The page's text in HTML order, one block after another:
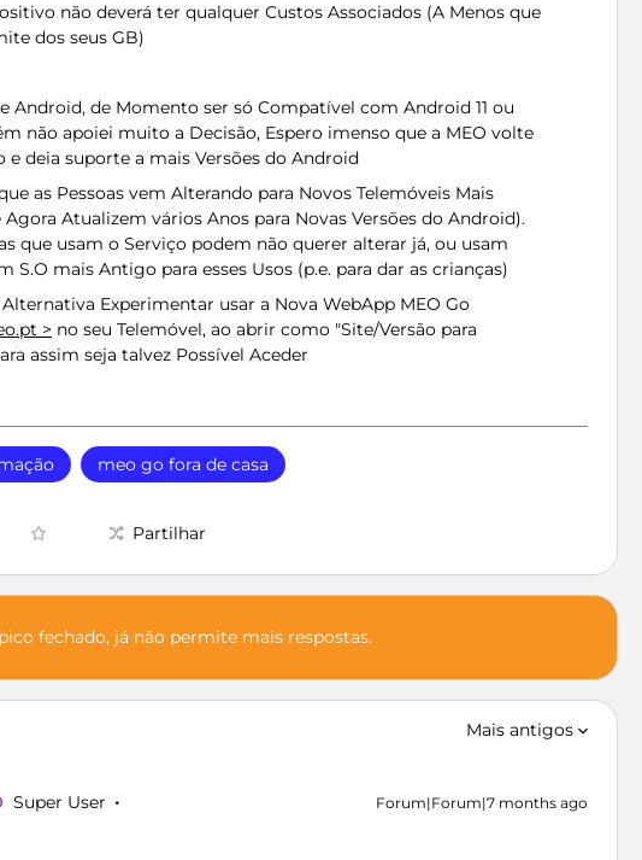
não deverá ter qualquer Custos Associados (A Menos que
dos seus GB)
Android, de Momento ser só Compatível com Android 11 ou
não apoiei muito a Decisão, Espero imenso que a MEO volte
e deia suporte a mais Versões do Android
as Pessoas vem Alterando para Novos Telemóveis Mais
Agora Atualizem vários Anos para Novas Versões do Android).
que usam o Serviço podem não querer alterar já, ou usam
S.O mais Antigo para esses Usos (p.e. para dar as crianças)
Experimentar usar a Nova WebApp MEO Go
> no seu Telemóvel, ao abrir como "Site/Versão para
assim seja talvez Possível Aceder
meo go fora de casa
Partilhar
fechado, já não permite mais respostas.
Mais antigos
Super User Forum|Forum|7 months ago